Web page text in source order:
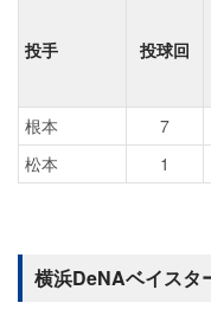
投手 投球回
根本 7
松本
1
横浜DeNAベイスタ